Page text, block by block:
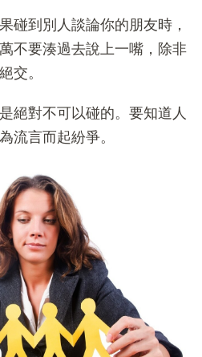
碰到別人談論你的朋友時，
不要湊過去說上一嘴，除非
交。
絕對不可以碰的。要知道人
流言而起紛爭。